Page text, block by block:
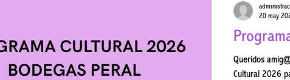
Queridos
Cultural 2026 para los meses de mayo y junio , repleto de arte, vino,
20 may